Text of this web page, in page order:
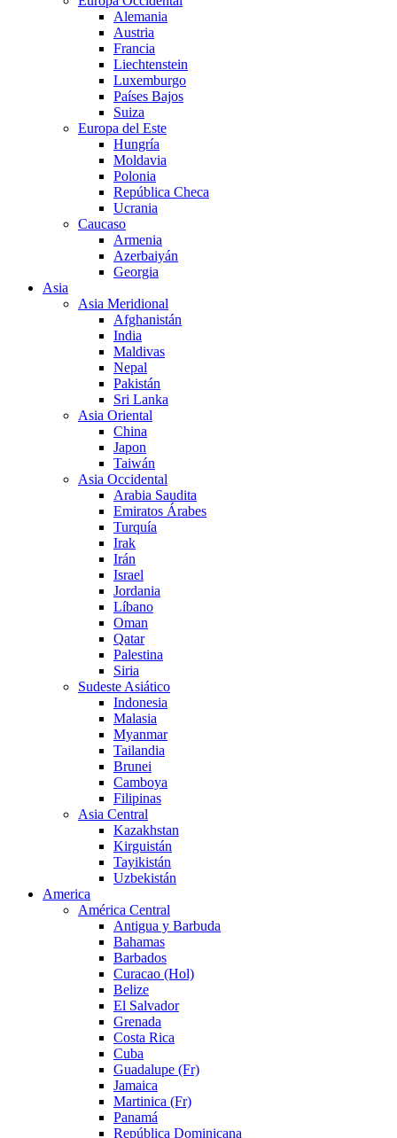
Alemania
Austria
Francia
Liechtenstein
Luxemburgo
Países Bajos
Suiza
Europa del Este
Hungría
Moldavia
Polonia
República Checa
Ucrania
Caucaso
Armenia
Azerbaiyán
Georgia
Asia
Asia Meridional
Afghanistán
India
Maldivas
Nepal
Pakistán
Sri Lanka
Asia Oriental
China
Japon
Taiwán
Asia Occidental
Arabia Saudita
Emiratos Árabes
Turquía
Irak
Irán
Israel
Jordania
Líbano
Oman
Qatar
Palestina
Siria
Sudeste Asiático
Indonesia
Malasia
Myanmar
Tailandia
Brunei
Camboya
Filipinas
Asia Central
Kazakhstan
Kirguistán
Tayikistán
Uzbekistán
America
América Central
Antigua y Barbuda
Bahamas
Barbados
Curacao (Hol)
Belize
El Salvador
Grenada
Costa Rica
Cuba
Guadalupe (Fr)
Jamaica
Martinica (Fr)
Panamá
República Dominicana